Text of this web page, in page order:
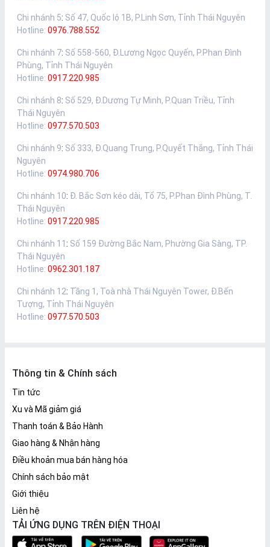
Chi nhánh 5: Số 47, Quốc lộ 1B, P.Linh Sơn, Tỉnh Thái Nguyên
Hotline: 0976.788.552
Chi nhánh 7: Số 558-560, Đ.Lương Ngọc Quyến, P.Phan Đình
Phùng, Tỉnh Thái Nguyên
Hotline: 0917.220.985
Chi nhánh 8: Số 529, Đ.Dương Tự Minh, P.Quan Triều, Tỉnh
Thái Nguyên
Hotline: 0977.570.503
Chi nhánh 9: Số 333, Đ.Quang Trung, P.Quyết Thắng, Tỉnh Thái
Nguyên
Hotline: 0974.980.706
Chi nhánh 10: Đ. Bắc Sơn kéo dài, Tổ 75, P.Phan Đình Phùng, T.
Thái Nguyên
Hotline: 0917.220.985
Chi nhánh 11 : Số 159 Đường Bắc Nam, Phường Gia Sàng, TP.
Thái Nguyên
Hotline: 0962.301.187
Chi nhánh 12: Tầng 1, Toà nhà Thái Nguyên Tower, Đ.Bến
Tượng, Tỉnh Thái Nguyên
Hotline: 0977.570.503
Thông tin & Chính sách
Tin tức
Xu và Mã giảm giá
Thanh toán & Bảo Hành
Giao hàng & Nhận hàng
Điều khoản mua bán hàng hóa
Chính sách bảo mật
Giới thiệu
Liên hệ
TẢI ỨNG DỤNG TRÊN ĐIỆN THOẠI